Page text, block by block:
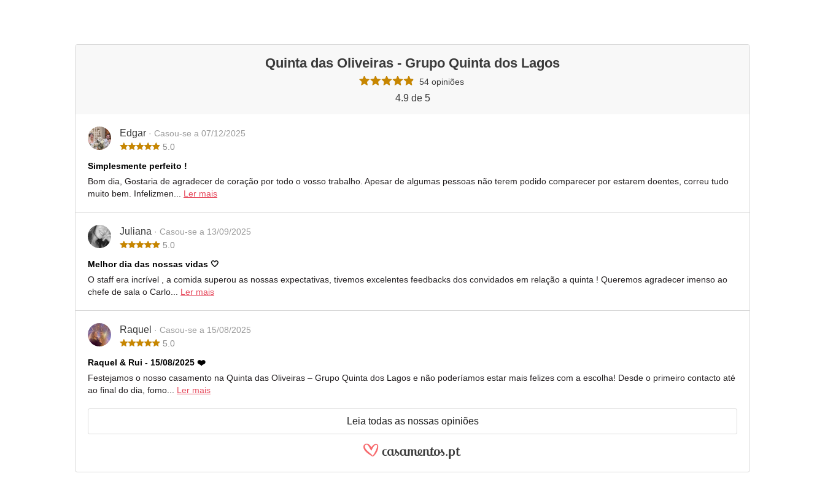
Quinta das Oliveiras - Grupo Quinta dos Lagos
54 opiniões
4.9 de 5
Edgar · Casou-se a 07/12/2025
5.0
Simplesmente perfeito !
Bom dia, Gostaria de agradecer de coração por todo o vosso trabalho. Apesar de algumas pessoas não terem podido comparecer por estarem doentes, correu tudo
muito bem. Infelizmen... Ler mais
Juliana · Casou-se a 13/09/2025
5.0
Melhor dia das nossas vidas 🤍
O staff era incrível , a comida superou as nossas expectativas, tivemos excelentes feedbacks dos convidados em relação a quinta ! Queremos agradecer imenso ao
chefe de sala o Carlo... Ler mais
Raquel · Casou-se a 15/08/2025
5.0
Raquel & Rui - 15/08/2025 ❤️
Festejamos o nosso casamento na Quinta das Oliveiras – Grupo Quinta dos Lagos e não poderíamos estar mais felizes com a escolha! Desde o primeiro contacto até
ao final do dia, fomo... Ler mais
Leia todas as nossas opiniões